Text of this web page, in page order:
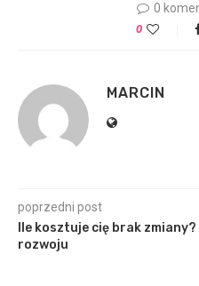
0
0
MARCIN
poprzedni post
Ile kosztuje cię brak
rozwoju